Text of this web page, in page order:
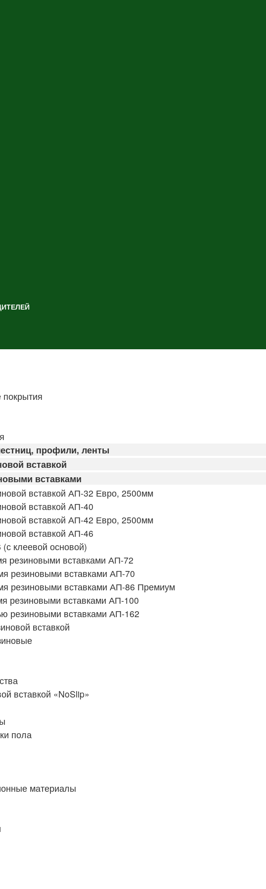
профили, ленты
вставкой
вставками
вставкой АП-32 Евро, 2500мм
вставкой АП-40
вставкой АП-42 Евро, 2500мм
вставкой АП-46
клеевой основой)
резиновыми вставками АП-72
резиновыми вставками АП-70
резиновыми вставками АП-86 Премиум
резиновыми вставками АП-100
резиновыми вставками АП-162
вставкой
вставкой «NoSlip»
пола
материалы